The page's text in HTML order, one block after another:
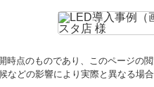
時点のものであり、このページの
どの影響により実際と異なる場